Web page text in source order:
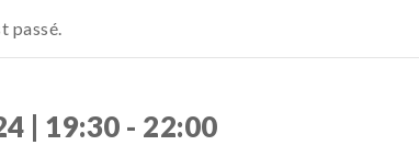
passé.
| 19:30 - 22:00